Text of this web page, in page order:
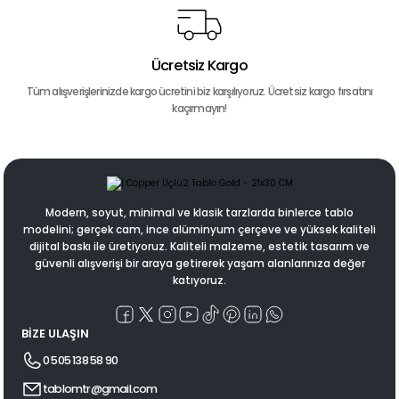
Ücretsiz Kargo
Tüm alışverişlerinizde kargo ücretini biz karşılıyoruz. Ücretsiz kargo fırsatını
kaçırmayın!
Modern, soyut, minimal ve klasik tarzlarda binlerce tablo
modelini; gerçek cam, ince alüminyum çerçeve ve yüksek kaliteli
dijital baskı ile üretiyoruz. Kaliteli malzeme, estetik tasarım ve
güvenli alışverişi bir araya getirerek yaşam alanlarınıza değer
katıyoruz.
BİZE ULAŞIN
0 505 138 58 90
tablomtr@gmail.com